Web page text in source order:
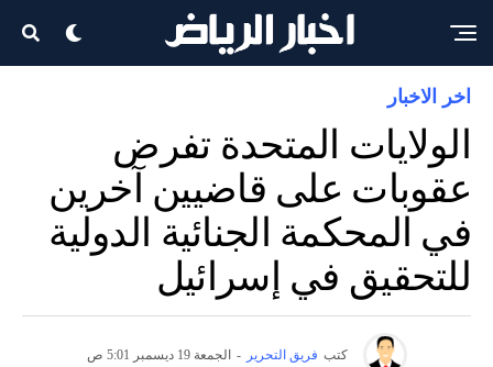
اخر الاخبار
الولايات المتحدة تفرض
عقوبات على قاضيين آخرين
في المحكمة الجنائية الدولية
للتحقيق في إسرائيل
كتب فريق التحرير - الجمعة 19 ديسمبر 5:01 ص